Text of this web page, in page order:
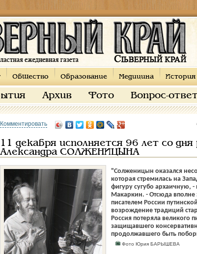
Общество Образование Медицина История
Архив Фото Вопрос-
Комментировать
11 декабря исполняется 96 лет со
Александра СОЛЖЕНИЦЫНА
"Солженицын оказался
которая стремилась на
фигуру сугубо архаичную, -
Макаркин. - Отсюда
писателем России
возрождение традиций
Россия потеряла великого
защищавшего
продолжавшего быть
Фото Юрия БАРЫШЕВА